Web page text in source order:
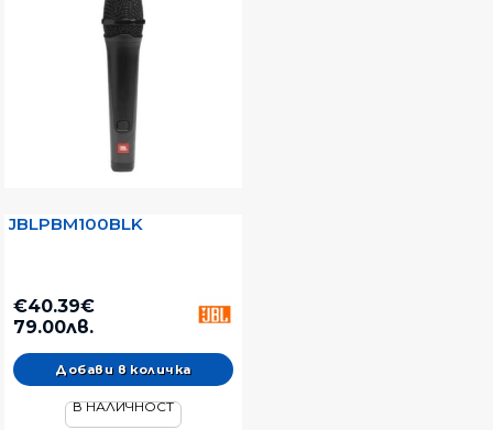
JBLPBM100BLK
€40.39€
79.00лв.
В НАЛИЧНОСТ